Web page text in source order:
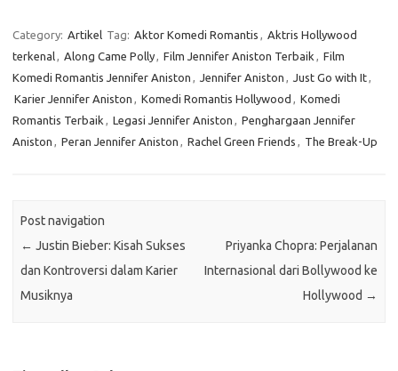
Category: Artikel Tag: Aktor Komedi Romantis , Aktris Hollywood
terkenal, Along Came Polly, Film Jennifer Aniston Terbaik , Film
Komedi Romantis Jennifer Aniston , Jennifer Aniston , Just Go with It,
Karier Jennifer Aniston , Komedi Romantis Hollywood , Komedi
Romantis Terbaik , Legasi Jennifer Aniston , Penghargaan Jennifer
Aniston , Peran Jennifer Aniston , Rachel Green Friends , The Break-Up
Post navigation
← Justin Bieber: Kisah Sukses
dan Kontroversi dalam Karier
Musiknya
Priyanka Chopra: Perjalanan
Internasional dari Bollywood ke
Hollywood →